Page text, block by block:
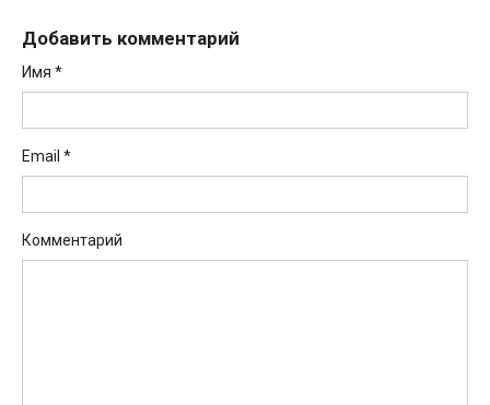
Добавить комментарий
Имя *
Email *
Комментарий